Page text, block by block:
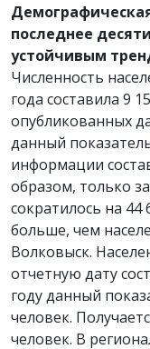
последнее
устойчивым
Численность
года составила 9
опубликованных
данный
информации
образом, только
сократилось на
больше, чем
Волковыск.
отчетную дату
году данный
человек.
человек. В